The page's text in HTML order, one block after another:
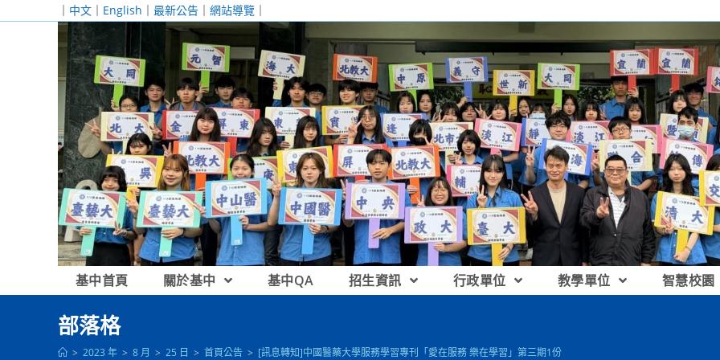
｜ 中文 ｜ English ｜ 最新公告 ｜ 網站導覽 ｜
基中首頁 關於基中 基中QA 招生資訊 行政單位 教學單位 智慧校園
部落格
> 2023 年 > 8 月 > 25 日 > 首頁公告 > [訊息轉知]中國醫藥大學服務學習專刊「愛在服務 樂在學習」第三期1份